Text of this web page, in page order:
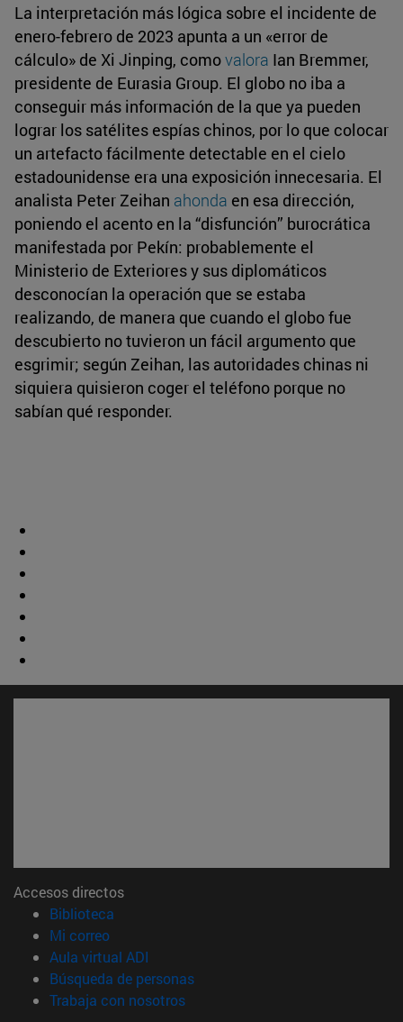
La interpretación más lógica sobre el incidente de
enero-febrero de 2023 apunta a un «error de
cálculo» de Xi Jinping, comovalora Ian Bremmer,
presidente de Eurasia Group. El globo no iba a
conseguir más información de la que ya pueden
lograr los satélites espías chinos, por lo que colocar
un artefacto fácilmente detectable en el cielo
estadounidense era una exposición innecesaria. El
analista Peter Zeihan ahonda en esa dirección,
poniendo el acento en la “disfunción” burocrática
manifestada por Pekín: probablemente el
Ministerio de Exteriores y sus diplomáticos
desconocían la operación que se estaba
realizando, de manera que cuando el globo fue
descubierto no tuvieron un fácil argumento que
esgrimir; según Zeihan, las autoridades chinas ni
siquiera quisieron coger el teléfono porque no
sabían qué responder.
Accesos directos
Biblioteca
Mi correo(abre en nueva ventana)
Aula virtual ADI
Búsqueda de personas(abre en nueva ventana)
Trabaja con nosotros(abre en nueva ventana)